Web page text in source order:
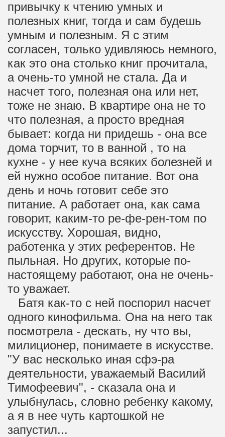
привычку к чтению умных и
полезных книг, тогда и сам будешь
умным и полезным. Я с этим
согласен, только удивляюсь немного,
как это она столько книг прочитала,
а очень-то умной не стала. Да и
насчет того, полезная она или нет,
тоже не знаю. В квартире она не то
что полезная, а просто вредная
бывает: когда ни придешь - она все
дома торчит, то в ванной , то на
кухне - у нее куча всяких болезней и
ей нужно особое питание. Вот она
день и ночь готовит себе это
питание. А работает она, как сама
говорит, каким-то ре-фе-рен-том по
искусству. Хорошая, видно,
работенка у этих референтов. Не
пыльная. Но других, которые по-
настоящему работают, она не очень-
то уважает.
Батя как-то с ней поспорил насчет
одного кинофильма. Она на него так
посмотрела - дескать, ну что вы,
милиционер, понимаете в искусстве.
"У вас несколько иная сфэ-ра
деятельности, уважаемый Василий
Тимофеевич", - сказала она и
улыбнулась, словно ребенку какому,
а я в нее чуть картошкой не
запустил...